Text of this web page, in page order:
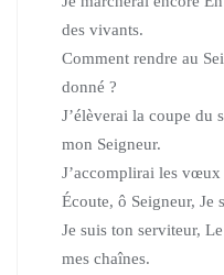
des vivants.
Comment rendre au
donné ?
J’élèverai la coupe du
mon Seigneur.
J’accomplirai les vœux
Écoute, ô Seigneur, Je
Je suis ton serviteur,
mes chaînes.